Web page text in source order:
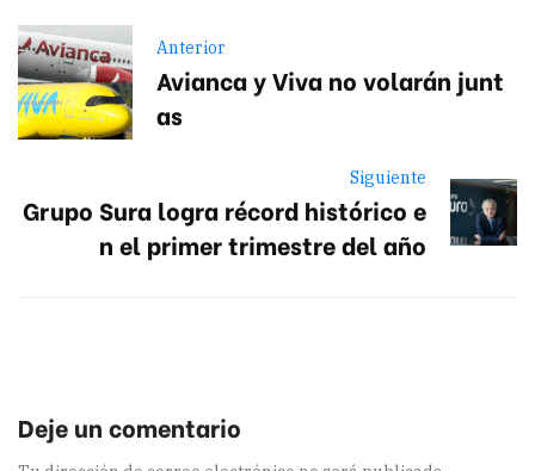
Anterior
Avianca y Viva no volarán junt
as
Siguiente
Grupo Sura logra récord histórico e
n el primer trimestre del año